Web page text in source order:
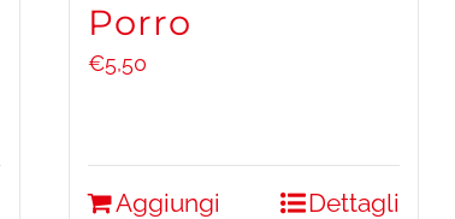
Porro
€5,50
Aggiungi Dettagli